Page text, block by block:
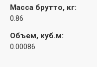
Масса брутто, кг:
0.86
Объем, куб.м:
0.00086